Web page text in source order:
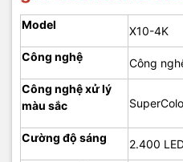
Model
X10-4K
Công nghệ
Công
Công nghệ xử lý
màu sắc
Cường độ sáng
2.400